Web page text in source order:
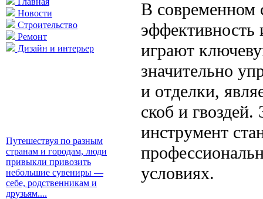
Новости
Строительство
Ремонт
Дизайн и интерьер
Путешествуя по разным
странам и городам, люди
привыкли привозить
небольшие сувениры —
себе, родственникам и
друзьям....
В современном
играют
значительно
и отделки,
скоб и
инструмент
условиях.